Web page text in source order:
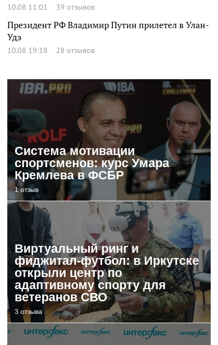
10.08 11:01 39 отзывов
Президент РФ Владимир Путин прилетел в Улан-
Удэ
10.08 19:18 28 отзывов
Система мотивации
спортсменов: курс Умара
Кремлева в ФСБР
1 отзыв
Виртуальный ринг и
фиджитал-футбол: в Иркутске
открыли центр по
адаптивному спорту для
ветеранов СВО
3 отзыва